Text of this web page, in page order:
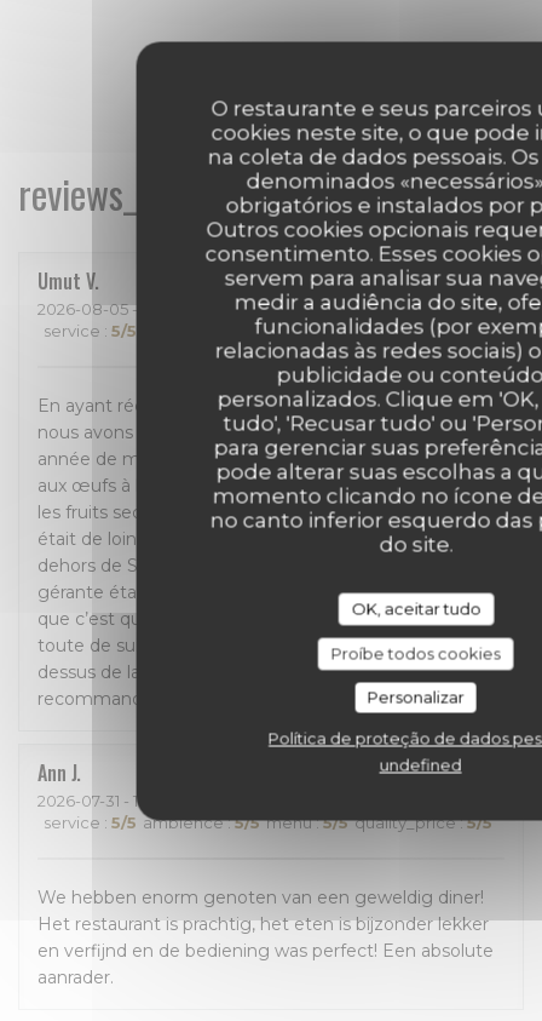
O restaurante e seus parceiros
cookies neste site, o que pode
na coleta de dados pessoais.
denominados
obrigatórios e instalados por
Outros cookies opcionais
consentimento. Esses cookies
servem para analisar sua
medir a audiência do site,
funcionalidades (por
relacionadas às redes sociais)
publicidade ou
personalizados. Clique em
tudo', 'Recusar tudo' ou
para gerenciar suas
pode alterar suas escolhas a
momento clicando no ícone
no canto inferior esquerdo das
do site.
OK, aceitar tudo
Proíbe todos cookies
Personalizar
Política de proteção de dados
undefined
Umut V
2026-08-05- 19:30 - guests 2
service : 5/5 /5 menu:5/5 quality_price:4/5
En ayant récemment emménagé dans le quartier,
nous avons choisi ce restaurant pour fêter notre 2eme
année de mariage et on n’a pas été déçu. Le soufflé
aux œufs à la truffe noire et la tagliata di manzo avec
les fruits secs étaient vraiment délicieux. Le cannolo
était de loin le meilleur cannolo que j’ai mangé en
dehors de Sicile. L’ambiance est top et la serveuse et la
gérante étaient très sympas. Malgré tout cela je trouve
que c’est quand même un peu cher mais on sent
toute de suite que le niveau de la nourriture est au
dessus de la moyenne, donc cela peut se justifier. Je le
recommande vivement !
Ann J
2026-07-31 - 18:30 - guests 4
service : 5/5 ambience:5/5 menu:5/5 quality_price:5/5
We hebben enorm genoten van een geweldig diner!
Het restaurant is prachtig, het eten is bijzonder lekker
en verfijnd en de bediening was perfect! Een absolute
aanrader.